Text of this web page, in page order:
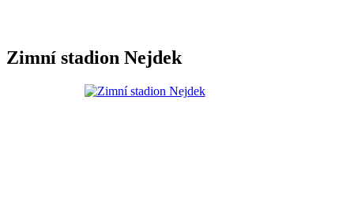
Zimní stadion Nejdek